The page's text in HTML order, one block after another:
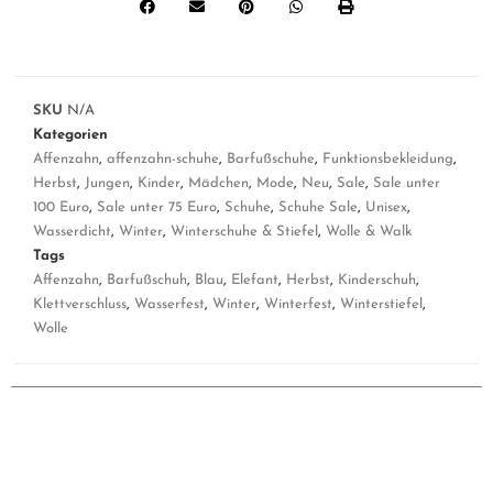
SKU N/A
Kategorien
Affenzahn, affenzahn-schuhe, Barfußschuhe, Funktionsbekleidung,
Herbst, Jungen, Kinder, Mädchen, Mode, Neu, Sale, Sale unter
100 Euro, Sale unter 75 Euro, Schuhe, Schuhe Sale, Unisex,
Wasserdicht, Winter, Winterschuhe & Stiefel , Wolle & Walk
Tags
Affenzahn, Barfußschuh, Blau, Elefant, Herbst, Kinderschuh,
Klettverschluss, Wasserfest, Winter, Winterfest, Winterstiefel ,
Wolle